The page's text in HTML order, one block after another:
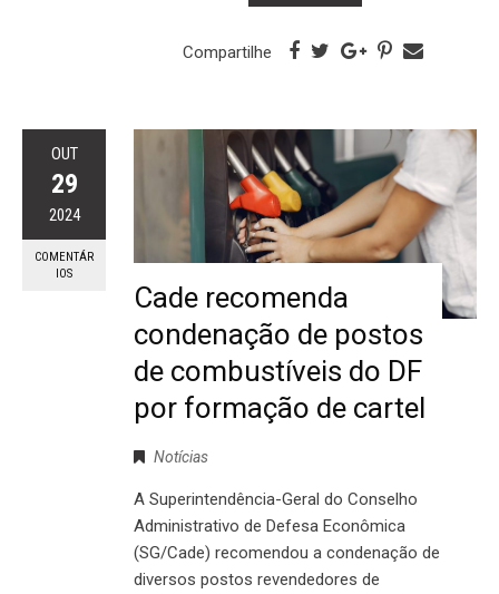
Compartilhe
OUT
29
2024
COMENTÁR
IOS
Cade recomenda
condenação de postos
de combustíveis do DF
por formação de cartel
Notícias
A Superintendência-Geral do Conselho
Administrativo de Defesa Econômica
(SG/Cade) recomendou a condenação de
diversos postos revendedores de